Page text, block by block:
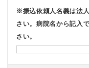
※振込依頼人名義は法
さい。病院名から記入
さい。